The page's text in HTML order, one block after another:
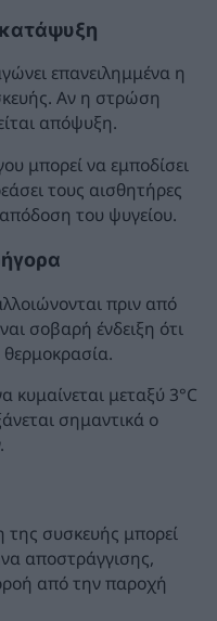
επανειλημμένα η
Αν η στρώση
απόψυξη.
μπορεί να εμποδίσει
τους αισθητήρες
του ψυγείου.
πριν από
σοβαρή ένδειξη ότι
θερμοκρασία.
κυμαίνεται μεταξύ 3°C
σημαντικά ο
συσκευής μπορεί
αποστράγγισης,
από την παροχή